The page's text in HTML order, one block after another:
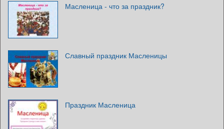
Масленица - что за праздник?
Славный праздник Масленицы
Праздник Масленица